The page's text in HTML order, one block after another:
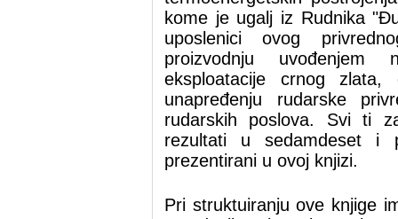
kome je ugalj iz Rudnika
uposlenici ovog
proizvodnju
eksploatacije crnog
unapređenju rudarske
rudarskih poslova. Svi ti
rezultati u sedamdeset i
prezentirani u ovoj knjizi.
Pri struktuiranju ove knjige